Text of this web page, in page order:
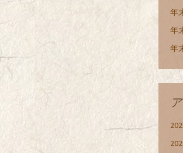
年
年
年